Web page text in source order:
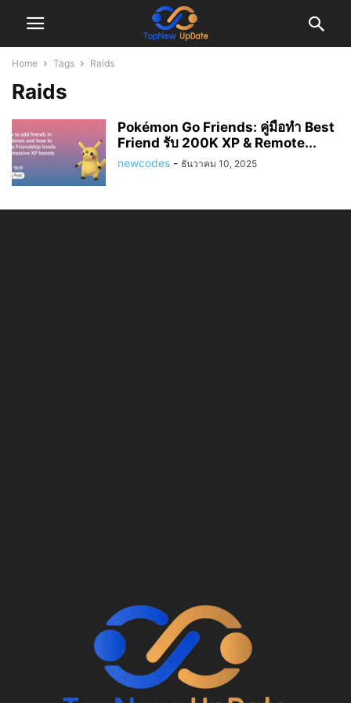
Home Tags Raids
Raids
Pokémon Go Friends: คู่มือทำ Best
Friend รับ 200K XP & Remote...
newcodes - ธันวาคม 10, 2025